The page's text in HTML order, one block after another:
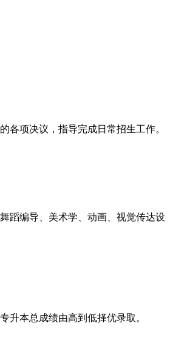
各项决议，指导完成日常招生工作。
蹈编导、美术学、动画、视觉传达设
升本总成绩由高到低择优录取。